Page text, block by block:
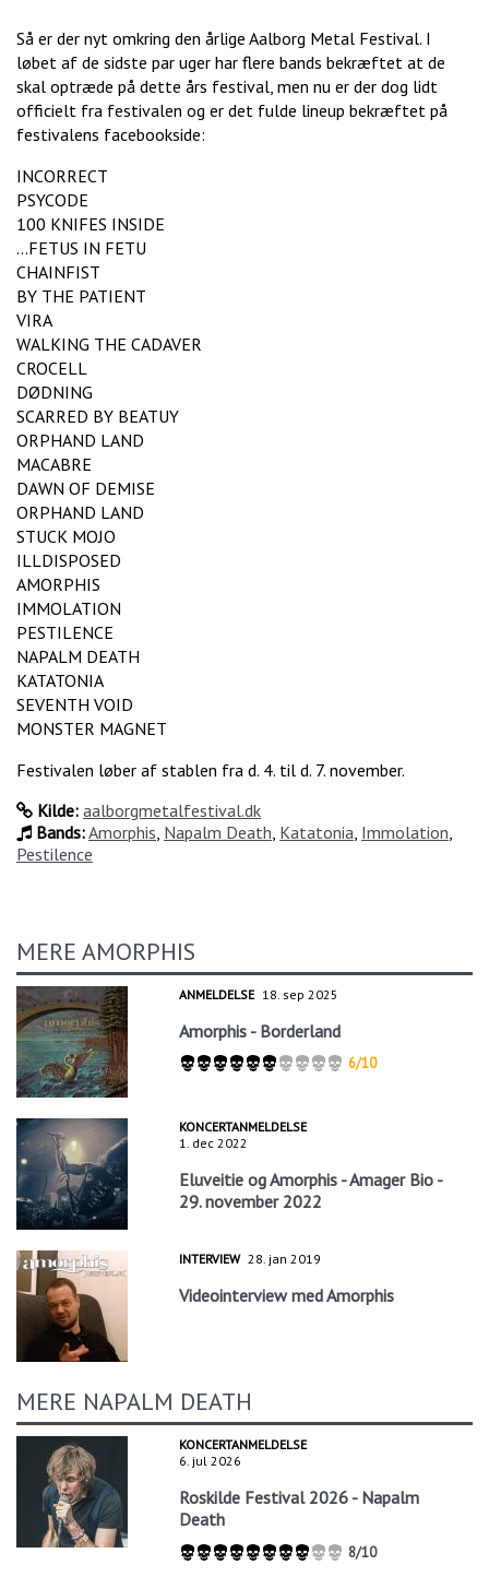
Så er der nyt omkring den årlige Aalborg Metal Festival. I
løbet af de sidste par uger har flere bands bekræftet at de
skal optræde på dette års festival, men nu er der dog lidt
officielt fra festivalen og er det fulde lineup bekræftet på
festivalens facebookside:
INCORRECT
PSYCODE
100 KNIFES INSIDE
...FETUS IN FETU
CHAINFIST
BY THE PATIENT
VIRA
WALKING THE CADAVER
CROCELL
DØDNING
SCARRED BY BEATUY
ORPHAND LAND
MACABRE
DAWN OF DEMISE
ORPHAND LAND
STUCK MOJO
ILLDISPOSED
AMORPHIS
IMMOLATION
PESTILENCE
NAPALM DEATH
KATATONIA
SEVENTH VOID
MONSTER MAGNET
Festivalen løber af stablen fra d. 4. til d. 7. november.
Kilde: aalborgmetalfestival.dk
Bands:Amorphis, Napalm Death, Katatonia, Immolation,
Pestilence
MERE AMORPHIS
ANMELDELSE 18. sep 2025
Amorphis - Borderland
6/10
KONCERTANMELDELSE
1. dec 2022
Eluveitie og Amorphis - Amager Bio -
29. november 2022
INTERVIEW 28. jan 2019
Videointerview med Amorphis
MERE NAPALM DEATH
KONCERTANMELDELSE
6. jul 2026
Roskilde Festival 2026 - Napalm
Death
8/10